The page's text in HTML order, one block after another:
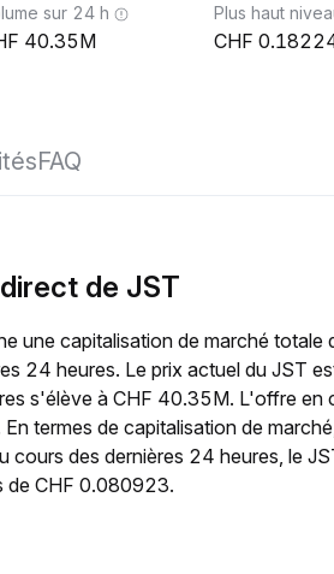
sur 24 h
40.35M
Plus haut
FAQ
de JST
une capitalisation de marché
24 heures. Le prix actuel du JST
s'élève à CHF 40.35M. L'offre en
termes de capitalisation de
cours des dernières 24 heures, le
de CHF 0.080923.